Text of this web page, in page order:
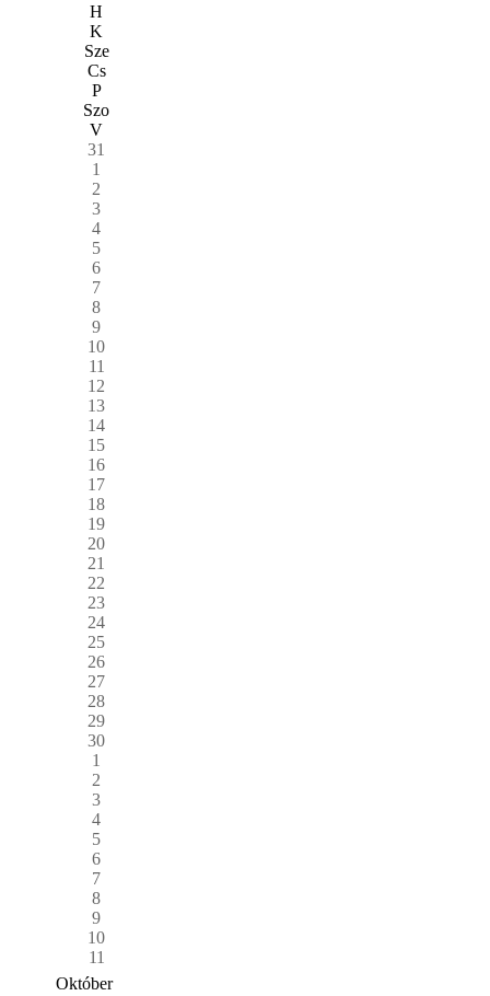
H
K
Sze
Cs
P
Szo
V
31
1
2
3
4
5
6
7
8
9
10
11
12
13
14
15
16
17
18
19
20
21
22
23
24
25
26
27
28
29
30
1
2
3
4
5
6
7
8
9
10
11
Október